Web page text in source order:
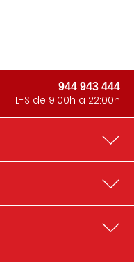
944 943 444
L-S de 9:00h a 22:00h